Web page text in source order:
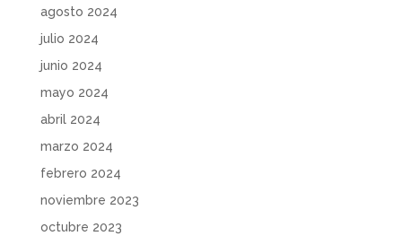
agosto 2024
julio 2024
junio 2024
mayo 2024
abril 2024
marzo 2024
febrero 2024
noviembre 2023
octubre 2023